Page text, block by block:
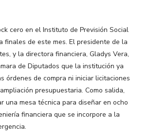
cero en el Instituto de Previsión Social
finales de este mes. El presidente de la
y la directora financiera, Gladys Vera,
de Diputados que la institución ya
órdenes de compra ni iniciar licitaciones
presupuestaria. Como salida,
una mesa técnica para diseñar en ocho
financiera que se incorpore a la